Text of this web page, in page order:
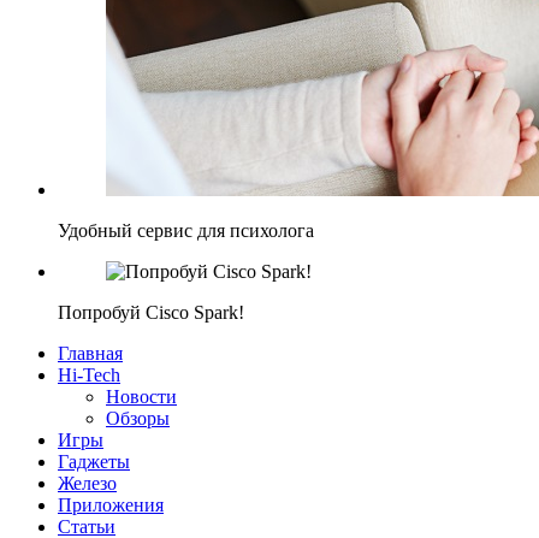
Удобный сервис для психолога
Попробуй Cisco Spark!
Главная
Hi-Tech
Новости
Обзоры
Игры
Гаджеты
Железо
Приложения
Статьи